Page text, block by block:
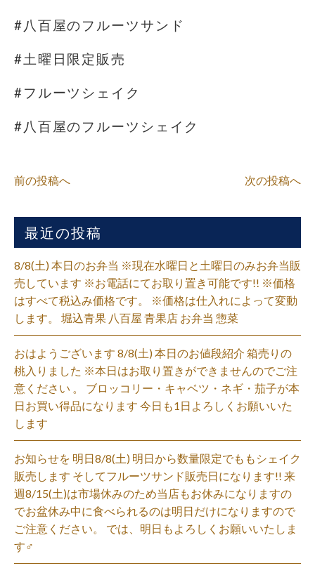
#八百屋のフルーツサンド
#土曜日限定販売
#フルーツシェイク
#八百屋のフルーツシェイク
前の投稿へ 次の投稿へ
最近の投稿
8/8(土) 本日のお弁当 ※現在水曜日と土曜日のみお弁当販
売しています ※お電話にてお取り置き可能です!! ※価格
はすべて税込み価格です。 ※価格は仕入れによって変動
します。 堀込青果 八百屋 青果店 お弁当 惣菜
おはようございます 8/8(土) 本日のお値段紹介 箱売りの
桃入りました ※本日はお取り置きができませんのでご注
意ください 。 ブロッコリー・キャベツ・ネギ・茄子が本
日お買い得品になります 今日も1日よろしくお願いいた
します
お知らせを 明日8/8(土) 明日から数量限定でももシェイク
販売します そしてフルーツサンド販売日になります!! 来
週8/15(土)は市場休みのため当店もお休みになりますの
でお盆休み中に食べられるのは明日だけになりますので
ご注意ください。 では、明日もよろしくお願いいたしま
す‍♂️